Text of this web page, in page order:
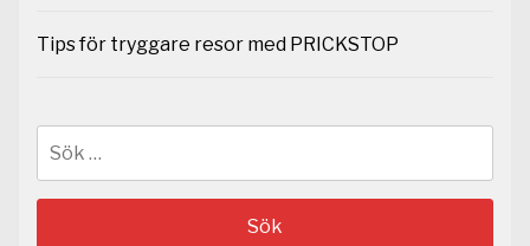
Tips för tryggare resor med PRICKSTOP